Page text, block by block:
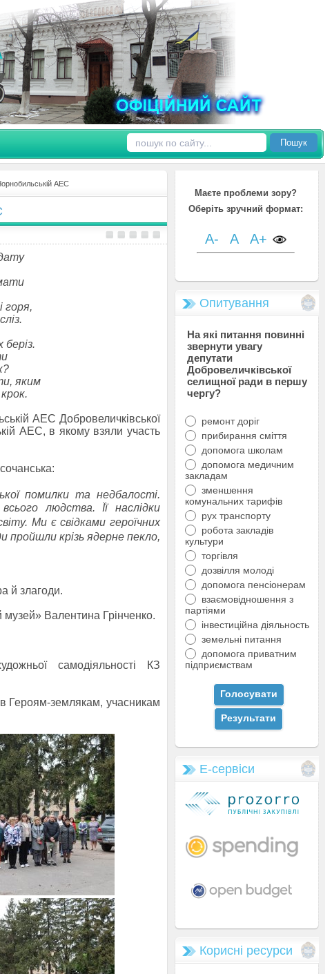
Пошук
АЕС
горя,
яким
АЕС Добровеличківської
АЕС, в якому взяли участь
помилки та недбалості.
людства. Її наслідки
Ми є свідками героїчних
пройшли крізь ядерне пекло,
й злагоди.
Валентина Грінченко.
самодіяльності КЗ
Героям-землякам, учасникам
Маєте проблеми зору?
Оберіть зручний формат:
A- A A+
Опитування
На які питання повинні
звернути увагу
депутати
Добровеличківської
селищної ради в першу
чергу?
ремонт доріг
прибирання сміття
допомога школам
допомога медичним
закладам
зменшення
комунальних тарифів
рух транспорту
робота закладів
культури
торгівля
дозвілля молоді
допомога пенсіонерам
взаємовідношення з
партіями
інвестиційна діяльность
земельні питання
допомога приватним
підприємствам
Е-сервіси
Корисні ресурси